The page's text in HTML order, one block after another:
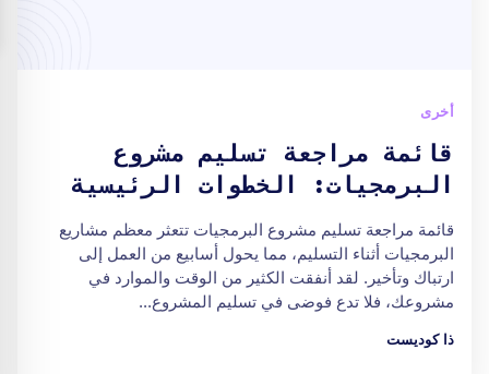
أخرى
قائمة مراجعة تسليم مشروع
البرمجيات: الخطوات الرئيسية
قائمة مراجعة تسليم مشروع البرمجيات تتعثر معظم مشاريع
البرمجيات أثناء التسليم، مما يحول أسابيع من العمل إلى
ارتباك وتأخير. لقد أنفقت الكثير من الوقت والموارد في
مشروعك، فلا تدع فوضى في تسليم المشروع...
ذا كوديست